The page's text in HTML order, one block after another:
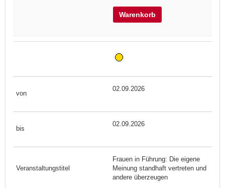
Warenkorb
02.09.2026
02.09.2026
Frauen in Führung: Die eigene
Meinung standhaft vertreten und
andere überzeugen